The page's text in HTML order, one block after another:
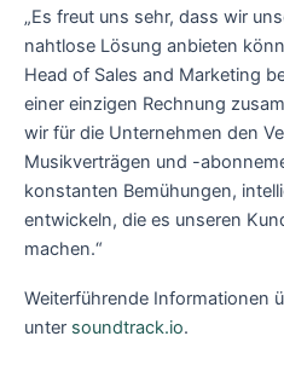
„Es freut uns sehr, dass wir
nahtlose Lösung anbieten
Head of Sales and Marketing
einer einzigen Rechnung
wir für die Unternehmen den
Musikverträgen und -
konstanten Bemühungen,
entwickeln, die es unseren
machen.“
Weiterführende Informationen
unter soundtrack.io.